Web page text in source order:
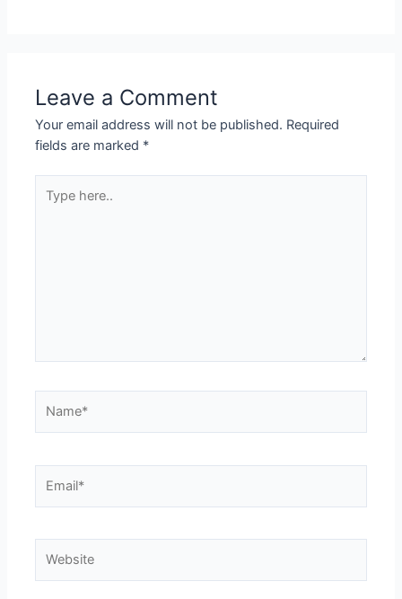
Leave a Comment
Your email address will not be published. Required
fields are marked *
here..